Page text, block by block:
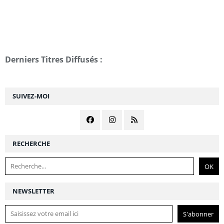
NEWSLETTER
SUIVEZ-MOI
RECHERCHE
Derniers Titres Diffusés :